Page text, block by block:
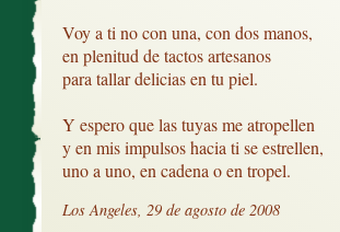
Voy a ti no con una, con dos manos,
en plenitud de tactos artesanos
para tallar delicias en tu piel.
Y espero que las tuyas me atropellen
y en mis impulsos hacia ti se estrellen,
uno a uno, en cadena o en tropel.
Los Angeles, 29 de agosto de 2008